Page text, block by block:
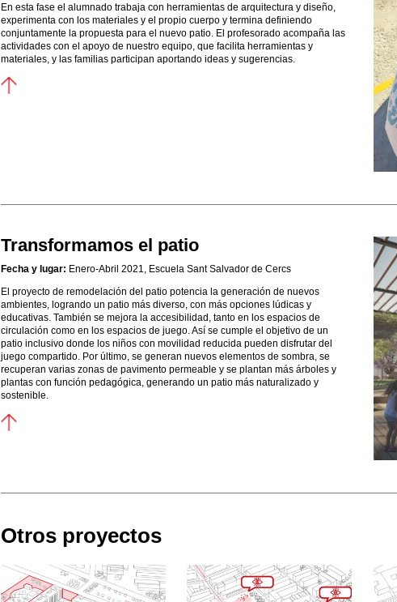
En esta fase el alumnado trabaja con herramientas de arquitectura y diseño,
experimenta con los materiales y el propio cuerpo y termina definiendo
conjuntamente la propuesta para el nuevo patio. El profesorado acompaña las
actividades con el apoyo de nuestro equipo, que facilita herramientas y
materiales, y las familias participan aportando ideas y sugerencias.
Transformamos el patio
Fecha y lugar: Enero-Abril 2021, Escuela Sant Salvador de Cercs
El proyecto de remodelación del patio potencia la generación de nuevos
ambientes, logrando un patio más diverso, con más opciones lúdicas y
educativas. También se mejora la accesibilidad, tanto en los espacios de
circulación como en los espacios de juego. Así se cumple el objetivo de un
patio inclusivo donde los niños con movilidad reducida pueden disfrutar del
juego compartido. Por último, se generan nuevos elementos de sombra, se
recuperan varias zonas de pavimento permeable y se plantan más árboles y
plantas con función pedagógica, generando un patio más naturalizado y
sostenible.
Otros proyectos